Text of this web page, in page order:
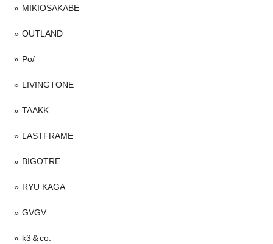
MIKIOSAKABE
OUTLAND
Po/
LIVINGTONE
TAAKK
LASTFRAME
BIGOTRE
RYU KAGA
GVGV
k3＆co.